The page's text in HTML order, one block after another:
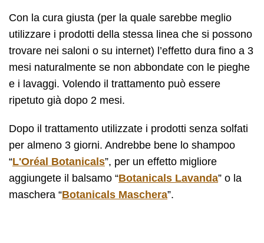
Con la cura giusta (per la quale sarebbe meglio
utilizzare i prodotti della stessa linea che si possono
trovare nei saloni o su internet) l’effetto dura fino a 3
mesi naturalmente se non abbondate con le pieghe
e i lavaggi. Volendo il trattamento può essere
ripetuto già dopo 2 mesi.
Dopo il trattamento utilizzate i prodotti senza solfati
per almeno 3 giorni. Andrebbe bene lo shampoo
“L'Oréal Botanicals”, per un effetto migliore
aggiungete il balsamo “Botanicals Lavanda” o la
maschera “Botanicals Maschera”.